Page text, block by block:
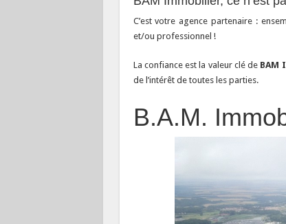
C’est votre agence partenaire :
et/ou professionnel !
La confiance est la valeur clé de BAM
de l’intérêt de toutes les parties.
B.A.M.